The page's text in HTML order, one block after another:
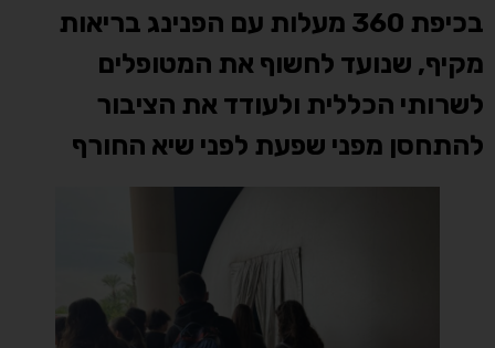
בכיפת 360 מעלות עם הפנינג בריאות
מקיף, שנועד לחשוף את המטופלים
לשרותי הכללית ולעודד את הציבור
להתחסן מפני שפעת לפני שיא החורף